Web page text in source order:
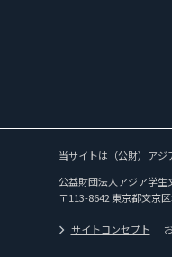
当サイトは（公財）ア
公益財団法人アジア学
〒113-8642 東京都文京
サイトコンセプト